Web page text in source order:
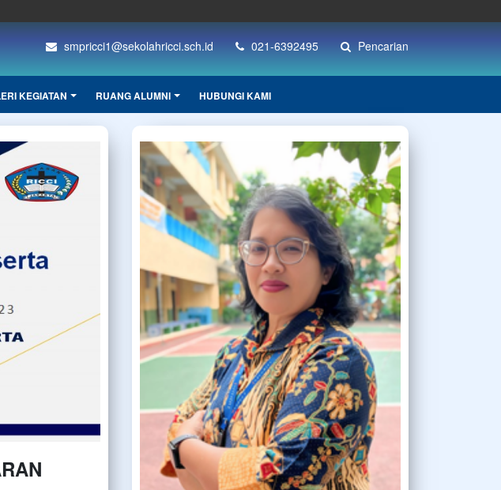
smpricci1@sekolahricci.sch.id 021-6392495 Pencarian
KEGIATAN RUANG ALUMNI HUBUNGI KAMI